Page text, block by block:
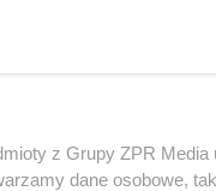
z Grupy ZPR
dane osobowe,